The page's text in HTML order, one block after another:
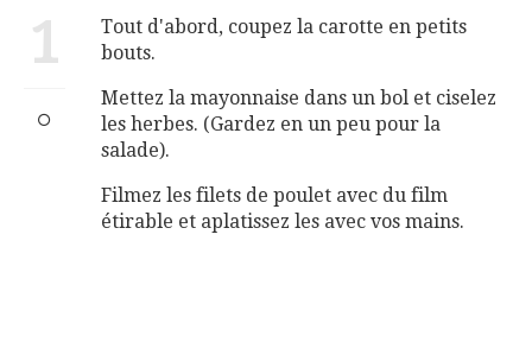
1
Tout d'abord, coupez la carotte en petits
bouts.
Mettez la mayonnaise dans un bol et ciselez
les herbes. (Gardez en un peu pour la
salade).
Filmez les filets de poulet avec du film
étirable et aplatissez les avec vos mains.